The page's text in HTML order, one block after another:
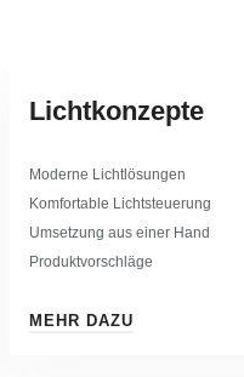
Lichtkonzepte
Moderne Lichtlösungen
Komfortable Lichtsteuerung
Umsetzung aus einer Hand
Produktvorschläge
MEHR DAZU